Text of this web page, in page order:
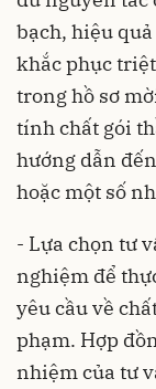
bạch, hiệu
khắc phục
trong hồ sơ
tính chất gói
hướng dẫn
hoặc một số
- Lựa chọn tư
nghiệm để
yêu cầu về
phạm. Hợp
nhiệm của tư